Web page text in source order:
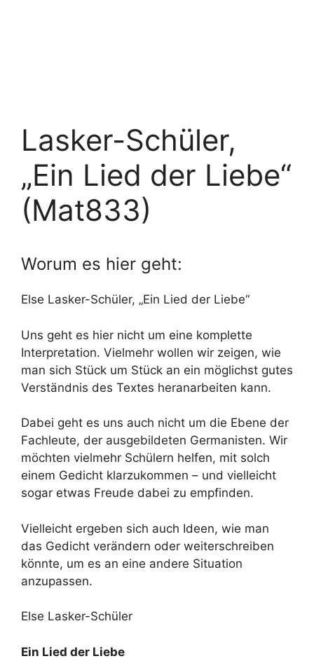
Lasker-Schüler,
„Ein Lied der Liebe“
(Mat833)
Worum es hier geht:
Else Lasker-Schüler, „Ein Lied der Liebe“
Uns geht es hier nicht um eine komplette
Interpretation. Vielmehr wollen wir zeigen, wie
man sich Stück um Stück an ein möglichst gutes
Verständnis des Textes heranarbeiten kann.
Dabei geht es uns auch nicht um die Ebene der
Fachleute, der ausgebildeten Germanisten. Wir
möchten vielmehr Schülern helfen, mit solch
einem Gedicht klarzukommen – und vielleicht
sogar etwas Freude dabei zu empfinden.
Vielleicht ergeben sich auch Ideen, wie man
das Gedicht verändern oder weiterschreiben
könnte, um es an eine andere Situation
anzupassen.
Else Lasker-Schüler
Ein Lied der Liebe